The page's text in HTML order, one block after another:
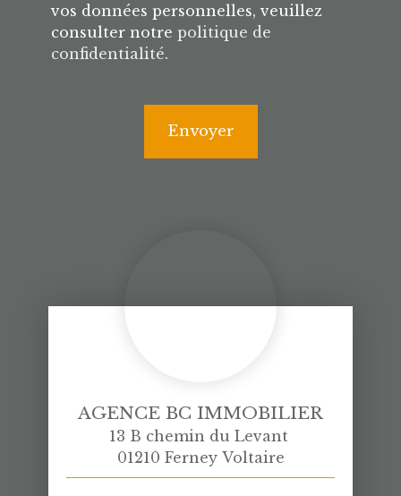
vos données personnelles, veuillez
consulter notre politique de
confidentialité.
Envoyer
AGENCE BC IMMOBILIER
13 B chemin du Levant
01210 Ferney Voltaire